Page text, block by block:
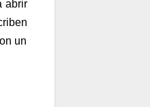
abrir
un